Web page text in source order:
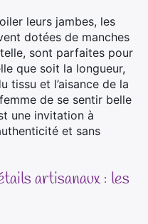
leurs jambes, les
dotées de manches
sont parfaites pour
que soit la longueur,
tissu et l’aisance de la
de se sentir belle
une invitation à
et sans
artisanaux : les